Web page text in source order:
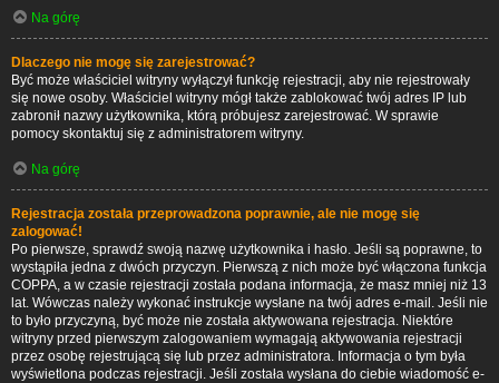
Na górę
Dlaczego nie mogę się zarejestrować?
Być może właściciel witryny wyłączył funkcję rejestracji, aby nie rejestrowały
się nowe osoby. Właściciel witryny mógł także zablokować twój adres IP lub
zabronił nazwy użytkownika, którą próbujesz zarejestrować. W sprawie
pomocy skontaktuj się z administratorem witryny.
Na górę
Rejestracja została przeprowadzona poprawnie, ale nie mogę się
zalogować!
Po pierwsze, sprawdź swoją nazwę użytkownika i hasło. Jeśli są poprawne, to
wystąpiła jedna z dwóch przyczyn. Pierwszą z nich może być włączona funkcja
COPPA, a w czasie rejestracji została podana informacja, że masz mniej niż 13
lat. Wówczas należy wykonać instrukcje wysłane na twój adres e-mail. Jeśli nie
to było przyczyną, być może nie została aktywowana rejestracja. Niektóre
witryny przed pierwszym zalogowaniem wymagają aktywowania rejestracji
przez osobę rejestrującą się lub przez administratora. Informacja o tym była
wyświetlona podczas rejestracji. Jeśli została wysłana do ciebie wiadomość e-